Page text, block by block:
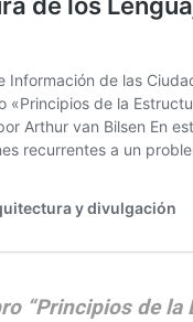
“Principios de la